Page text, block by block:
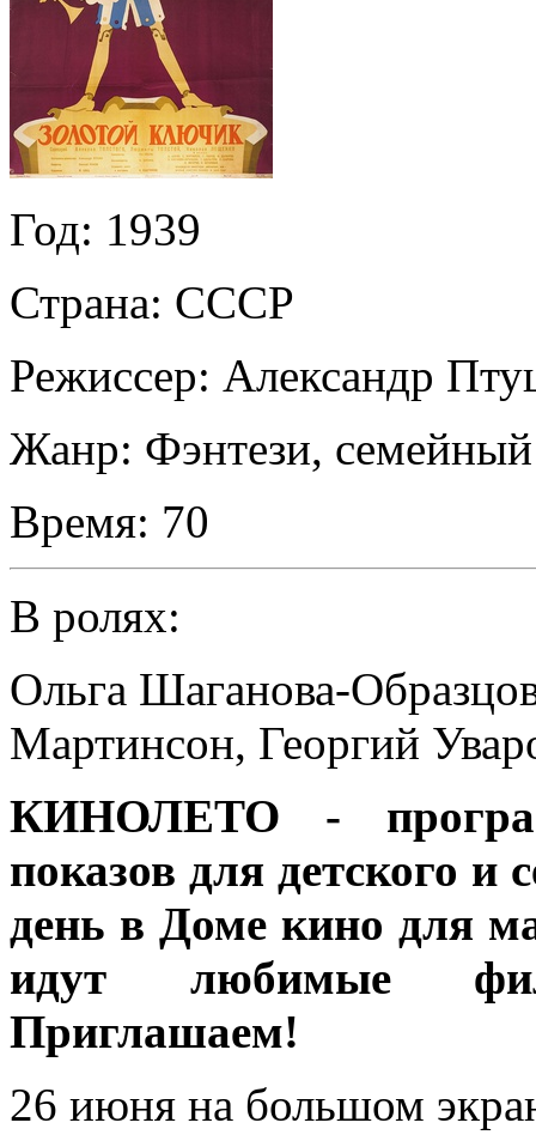
Год: 1939
Страна: СССР
Режиссер: Александр
Жанр: Фэнтези, семейный
Время: 70
В ролях:
Ольга Шаганова-
Мартинсон, Георгий
КИНОЛЕТО -
показов для детского
день в Доме кино для
идут любимые
Приглашаем!
26 июня на большом